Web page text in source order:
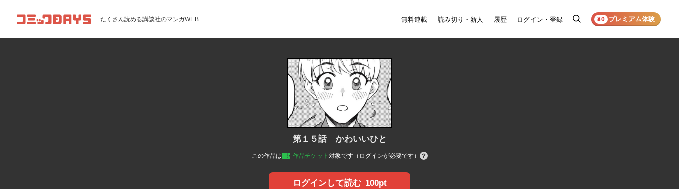
コミックDAYS たくさん読める講談社のマンガWEB 無料連載 読み切り・新人 履歴 ログイン・登録
検
¥0 プレミアム体験
第１５話 かわいいひと
この作品は 作品チケット 対象です（ログインが必要です）
ログインして読む 100pt